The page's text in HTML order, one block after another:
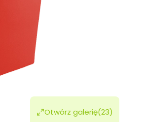
Otwórz galerię(23)